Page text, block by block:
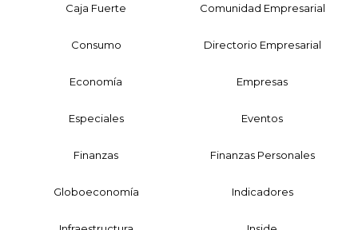
Caja Fuerte Comunidad Empresarial
Consumo Directorio Empresarial
Economía Empresas
Especiales Eventos
Finanzas Finanzas Personales
Globoeconomía Indicadores